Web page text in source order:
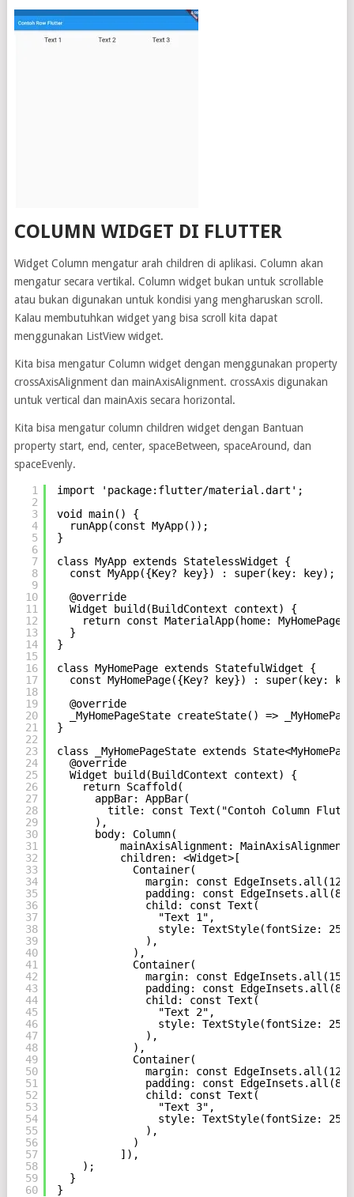
COLUMN WIDGET DI FLUTTER
Widget Column mengatur arah children di aplikasi. Column akan
mengatur secara vertikal. Column widget bukan untuk scrollable
atau bukan digunakan untuk kondisi yang mengharuskan scroll.
Kalau membutuhkan widget yang bisa scroll kita dapat
menggunakan ListView widget.
Kita bisa mengatur Column widget dengan menggunakan property
crossAxisAlignment dan mainAxisAlignment. crossAxis digunakan
untuk vertical dan mainAxis secara horizontal.
Kita bisa mengatur column children widget dengan Bantuan
property start, end, center, spaceBetween, spaceAround, dan
spaceEvenly.
1
2
3
4
5
6
7
8
9
10
11
12
13
14
15
16
17
18
19
20
21
22
23
24
25
26
27
28
29
30
31
32
33
34
35
36
37
38
39
40
41
42
43
44
45
46
47
48
49
50
51
52
53
54
55
56
57
58
59
60
import 'package:flutter/material.dart';
void main() {
runApp(const MyApp());
}
class MyApp extends StatelessWidget {
const MyApp({Key? key}) : super(key: key);
@override
Widget build(BuildContext context) {
return const MaterialApp(home:
}
}
class MyHomePage extends StatefulWidget {
const MyHomePage({Key? key}) : super(key:
@override
_MyHomePageState createState() =>
}
class _MyHomePageState extends
@override
Widget build(BuildContext context) {
return Scaffold(
appBar: AppBar(
title: const Text("Contoh Column
),
body: Column(
mainAxisAlignment:
children: <Widget>[
Container(
margin: const
padding: const
child: const Text(
"Text 1",
style: TextStyle(fontSize:
),
),
Container(
margin: const
padding: const
child: const Text(
"Text 2",
style: TextStyle(fontSize:
),
),
Container(
margin: const
padding: const
child: const Text(
"Text 3",
style: TextStyle(fontSize:
),
)
]),
);
}
}